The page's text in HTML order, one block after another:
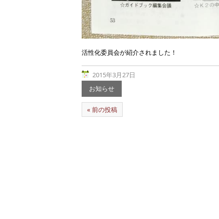
活性化委員会が紹介されました！
2015年3月27日
お知らせ
« 前の投稿